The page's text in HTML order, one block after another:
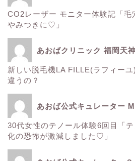
CO2レーザー モニター体験記「毛
やみつきに♡」
あおばクリニック 福岡天
新しい脱毛機LA FILLE(ラフィー
違うの？
あおば公式キュレーター M
30代女性のテノール体験6回目「
化の恐怖が激減しました♡」
ウル
レーザ